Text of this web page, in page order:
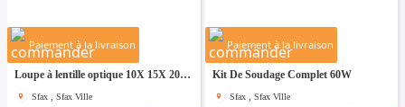
Paiement à la livraison
Loupe à lentille optique 10X 15X 20X 25X
Sfax , Sfax Ville
Paiement à la livraison
Kit De Soudage Complet 60W
Sfax , Sfax Ville